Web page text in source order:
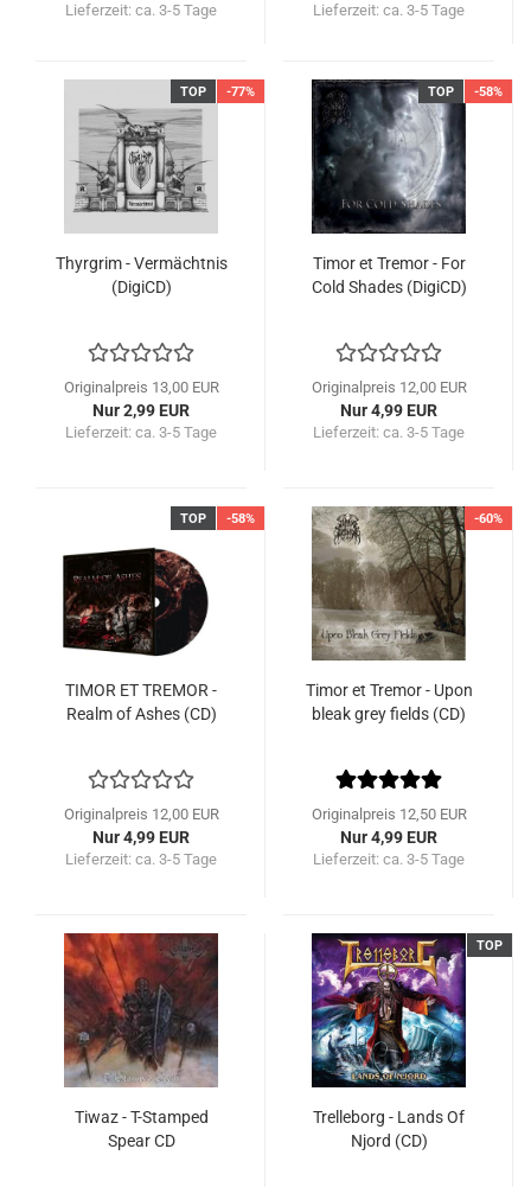
Lieferzeit: ca. 3-5 Tage Lieferzeit: ca. 3-5 Tage
TOP -77%
Thyrgrim - Vermächtnis
(DigiCD)
Originalpreis 13,00 EUR
Nur 2,99 EUR
Lieferzeit: ca. 3-5 Tage
TOP -58%
Timor et Tremor - For
Cold Shades (DigiCD)
Originalpreis 12,00 EUR
Nur 4,99 EUR
Lieferzeit: ca. 3-5 Tage
TOP -58%
TIMOR ET TREMOR -
Realm of Ashes (CD)
Originalpreis 12,00 EUR
Nur 4,99 EUR
Lieferzeit: ca. 3-5 Tage
-60%
Timor et Tremor - Upon
bleak grey fields (CD)
Originalpreis 12,50 EUR
Nur 4,99 EUR
Lieferzeit: ca. 3-5 Tage
Tiwaz - T-Stamped
Spear CD
TOP
Trelleborg - Lands Of
Njord (CD)